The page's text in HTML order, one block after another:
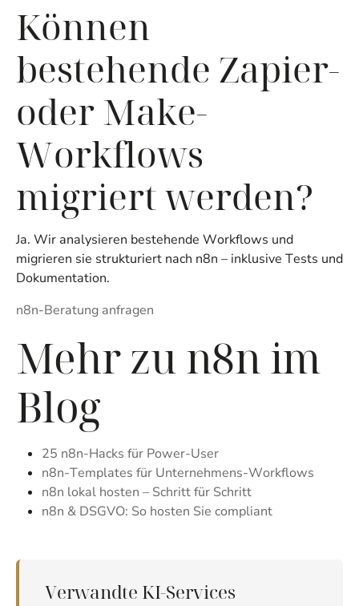
Können
bestehende Zapier-
oder Make-
Workflows
migriert werden?
Ja. Wir analysieren bestehende Workflows und
migrieren sie strukturiert nach n8n – inklusive Tests und
Dokumentation.
n8n-Beratung anfragen
Mehr zu n8n im
Blog
25 n8n-Hacks für Power-User
n8n-Templates für Unternehmens-Workflows
n8n lokal hosten – Schritt für Schritt
n8n & DSGVO: So hosten Sie compliant
Verwandte KI-Services